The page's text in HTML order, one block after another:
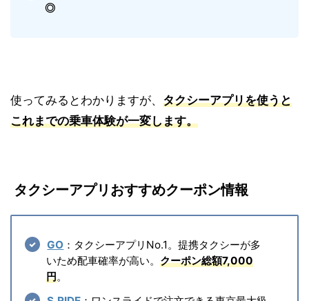
◎
使ってみるとわかりますが、 タクシーアプリを使うと
これまでの乗車体験が一変します。
タクシーアプリおすすめクーポン情報
GO ：タクシーアプリNo.1。提携タクシーが多
いため配車確率が高い。 クーポン総額7,000
円。